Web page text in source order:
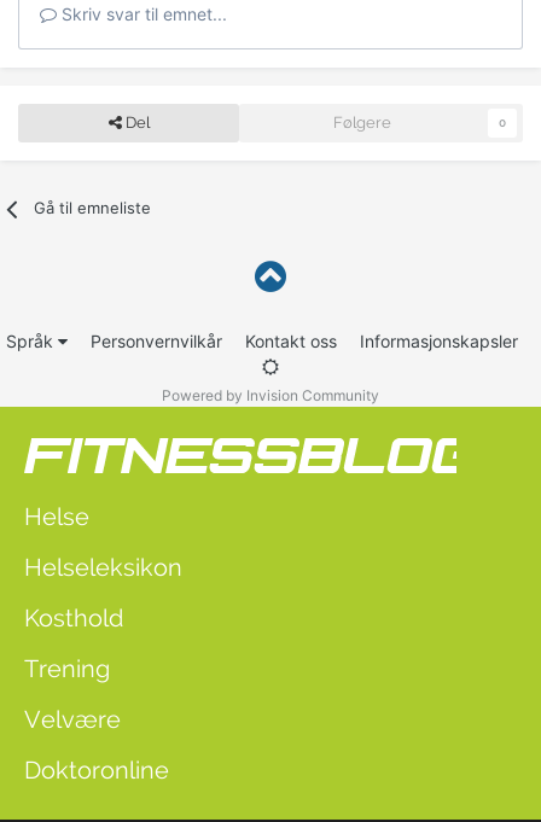
Skriv svar til emnet...
Del Følgere 0
Gå til emneliste
Språk Personvernvilkår Kontakt oss Informasjonskapsler
Powered by Invision Community
Helse
Helseleksikon
Kosthold
Trening
Velvære
Doktoronline